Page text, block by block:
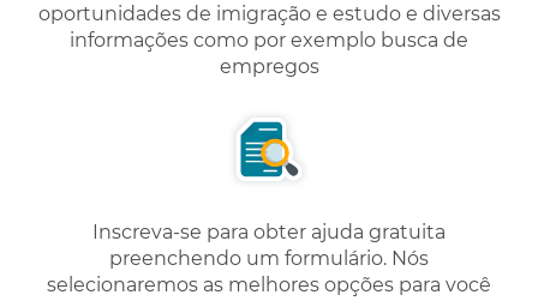
oportunidades de imigração e estudo e diversas
informações como por exemplo busca de
empregos
Inscreva-se para obter ajuda gratuita
preenchendo um formulário. Nós
selecionaremos as melhores opções para você